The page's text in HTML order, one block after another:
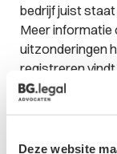
Deze website
bedrijf juist
Meer informatie
uitzonderingen
registreren vindt
ook controleren
arbeidskracht